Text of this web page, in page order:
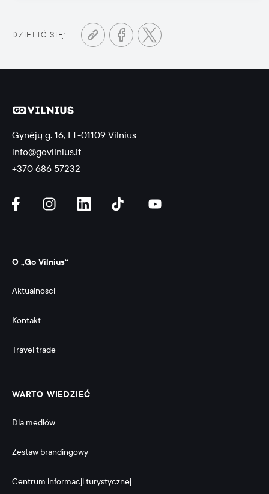
DZIELIĆ SIĘ:
Gynėjų g. 16, LT-01109 Vilnius
info@govilnius.lt
+370 686 57232
O „Go Vilnius“
Aktualności
Kontakt
Travel trade
WARTO WIEDZIEĆ
Dla mediów
Zestaw brandingowy
Centrum informacji turystycznej